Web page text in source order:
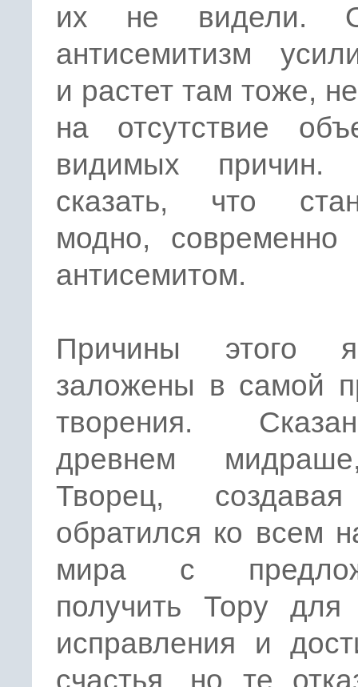
их не видели.
антисемитизм
и растет там тоже,
на отсутствие
видимых причин.
сказать, что
модно,
антисемитом.
Причины этого
заложены в самой
творения.
древнем
Творец,
обратился ко всем
мира с
получить Тору для
исправления и
счастья, но те